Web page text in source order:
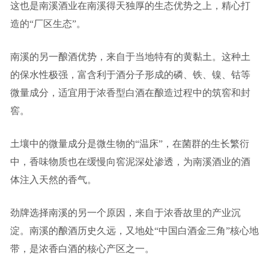
这也是南溪酒业在南溪得天独厚的生态优势之上，精心打
造的“厂区生态”。
南溪的另一酿酒优势，来自于当地特有的黄黏土。这种土
的保水性极强，富含利于酒分子形成的磷、铁、镍、钴等
微量成分，适宜用于浓香型白酒在酿造过程中的筑窖和封
窖。
土壤中的微量成分是微生物的“温床”，在菌群的生长繁衍
中，香味物质也在缓慢向窖泥深处渗透，为南溪酒业的酒
体注入天然的香气。
劲牌选择南溪的另一个原因，来自于浓香故里的产业沉
淀。南溪的酿酒历史久远，又地处“中国白酒金三角”核心地
带，是浓香白酒的核心产区之一。